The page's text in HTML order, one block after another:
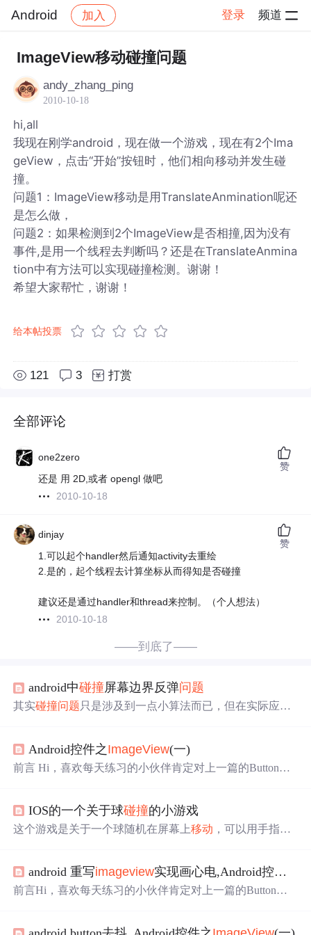
Android 加入 登录 频道
社区 Android 帖子详情
ImageView移动碰撞问题
andy_zhang_ping
2010-10-18
hi,all
我现在刚学android，现在做一个游戏，现在有2个Ima
geView，点击“开始”按钮时，他们相向移动并发生碰
撞。
问题1：ImageView移动是用TranslateAnmination呢还
是怎么做，
问题2：如果检测到2个ImageView是否相撞,因为没有
事件,是用一个线程去判断吗？还是在TranslateAnmina
tion中有方法可以实现碰撞检测。谢谢！
希望大家帮忙，谢谢！
给本帖投票
121 3 打赏
全部评论
one2zero
还是 用 2D,或者 opengl 做吧
2010-10-18
赞
dinjay
1.可以起个handler然后通知activity去重绘
2.是的，起个线程去计算坐标从而得知是否碰撞
建议还是通过handler和thread来控制。（个人想法）
2010-10-18
赞
——到底了——
android中碰撞屏幕边界反弹问题
其实碰撞问题 只是涉及到一点小算法而已，但在实际应
Bundle; importandroid.os.Handler; importandroid.os.Message; i
mportan...
Android控件之 ImageView(一)
前言 Hi，喜欢每天练习的小伙伴肯定对上一篇的Button了
让我们赶紧开始学习吧~ 简介ImageView
sImageViewextends View java.lang.Object ↳ android.view.Vi
IOS的一个关于球碰撞的小游戏
这个游戏是关于一个球随机在屏幕上移动 ，可以用手指来
和一个start按钮 然后把这两个UIimageView跟代码链接 @
property (weak, nonatomic) IBOutlet UIImageView*player;
android 重写imageview实现画心电,Android控件之
前言Hi，喜欢每天练习的小伙伴肯定对上一篇的Button了